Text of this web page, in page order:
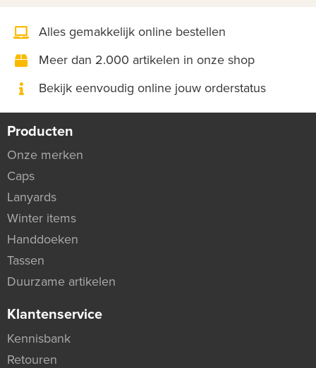
Alles gemakkelijk online bestellen
Meer dan 2.000 artikelen in onze shop
Bekijk eenvoudig online jouw orderstatus
Producten
Onze merken
Caps
Lanyards
Winter items
Handdoeken
Tassen
Duurzame artikelen
Klantenservice
Kennisbank
Retouren